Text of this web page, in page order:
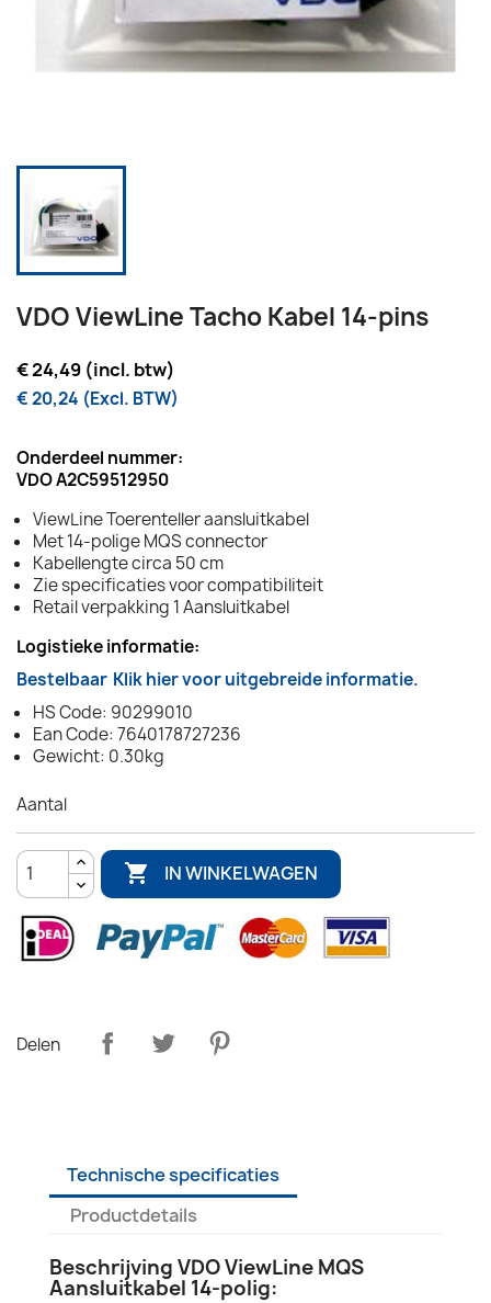
VDO ViewLine Tacho Kabel 14-pins
€ 24,49 (incl. btw)
€ 20,24 (Excl. BTW)
Onderdeel nummer:
VDO A2C59512950
ViewLine Toerenteller aansluitkabel
Met 14-polige MQS connector
Kabellengte circa 50 cm
Zie specificaties voor compatibiliteit
Retail verpakking 1 Aansluitkabel
Logistieke informatie:
Bestelbaar Klik hier voor uitgebreide informatie.
HS Code: 90299010
Ean Code: 7640178727236
Gewicht: 0.30kg
Aantal
 IN WINKELWAGEN
Delen
Technische specificaties
Productdetails
Beschrijving VDO ViewLine MQS
Aansluitkabel 14-polig: